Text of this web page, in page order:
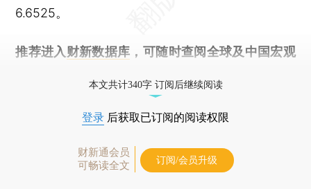
6.6525。
推荐进入 财新数据库 ，可随时查阅全球及中国宏观
本文共计340字 订阅后继续阅读
登录 后获取已订阅的阅读权限
财新通会员
可畅读全文
订阅/会员升级